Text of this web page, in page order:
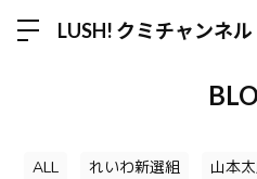
LUSH! クミチャンネ
ALL れいわ新選組 山本